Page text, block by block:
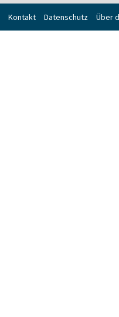
Kontakt Datenschutz Über